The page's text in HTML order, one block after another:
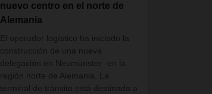
nuevo centro en el norte de
Alemania
El operador logístico ha iniciado la
construcción de una nueva
delegación en Neumünster -en la
región norte de Alemania. La
terminal de tránsito está destinada a